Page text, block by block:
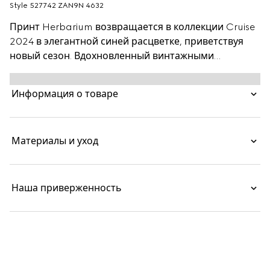
Style ‎527742 ZAN9N 4632
Принт Herbarium возвращается в коллекции Cruise
2024 в элегантной синей расцветке, приветствуя
новый сезон. Вдохновленный винтажными
полотнами орнамент Toile de Jouy в виде ветвей,
листьев и цветов вишни украсил этот сливочник
Ginori 1735. Можно использовать в комплекте с
Информация о товаре
Материалы и уход
Наша приверженность